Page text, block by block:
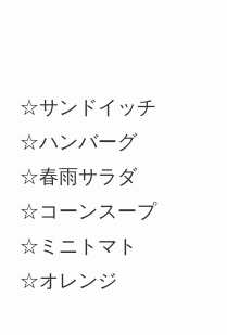
☆サンドイッチ
☆ハンバーグ
☆春雨サラダ
☆コーンスープ
☆ ミニトマト
☆オレンジ